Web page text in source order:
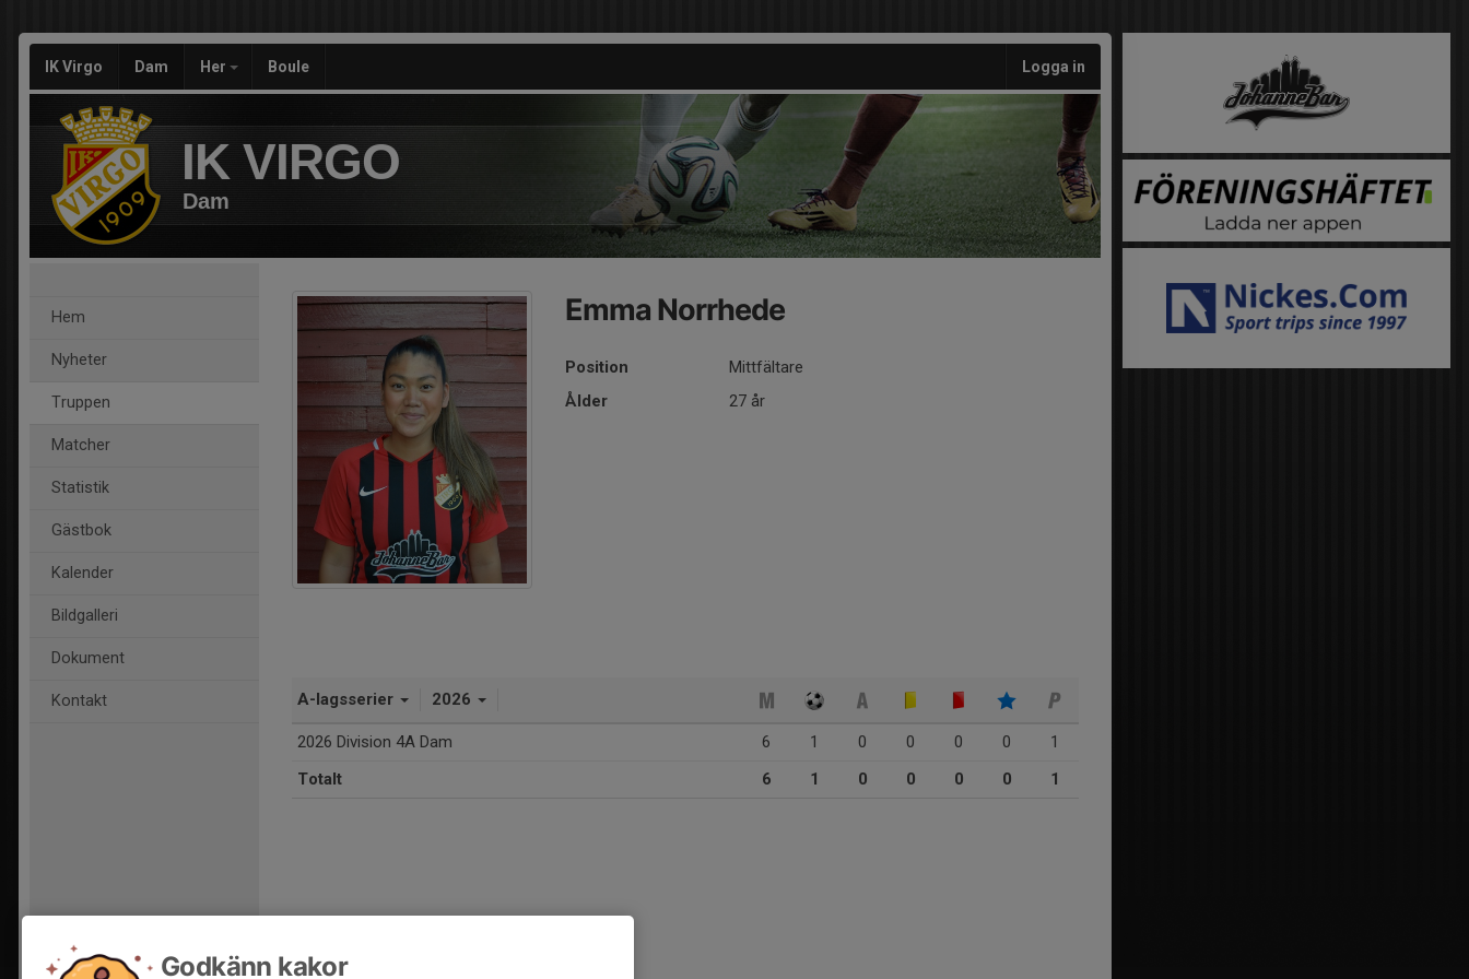
IK Virgo Dam Her Boule Logga in
IK VIRGO
Dam
Hem
Nyheter
Truppen
Matcher
Statistik
Gästbok
Kalender
Bildgalleri
Dokument
Kontakt
Emma Norrhede
Position
Mittfältare
Ålder
27 år
A-lagsserier 2026
2026 Division 4A Dam 6 1 0 0 0 0
1
Totalt
6 1 0 0 0 0 1
Godkänn kakor